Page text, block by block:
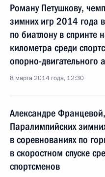
Роману Петушкову,
зимних игр 2014 года
по биатлону в спринте
километра среди
опорно-двигательного
8 марта 2014 года, 12:30
Александре
Паралимпийских
в соревнованиях по
в скоростном спуске
спортсменов